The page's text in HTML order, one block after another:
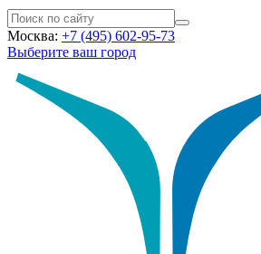
Москва: +7 (495) 602-95-73
Выберите ваш город